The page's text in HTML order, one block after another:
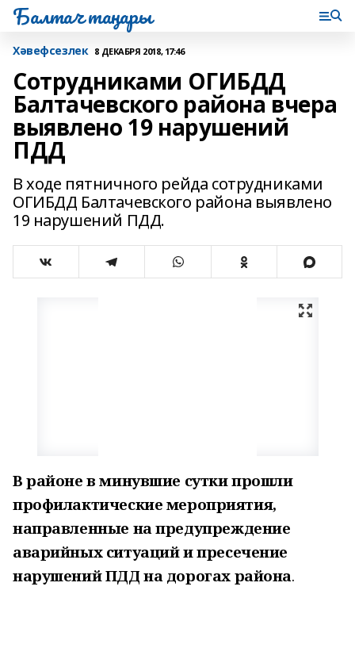
Балтач таңнары
Хәвефсезлек 8 ДЕКАБРЯ 2018, 17:46
Сотрудниками ОГИБДД
Балтачевского района вчера
выявлено 19 нарушений
ПДД
В ходе пятничного рейда сотрудниками
ОГИБДД Балтачевского района выявлено
19 нарушений ПДД.
В районе в минувшие сутки прошли
профилактические мероприятия,
направленные на предупреждение
аварийных ситуаций и пресечение
нарушений ПДД на дорогах района.